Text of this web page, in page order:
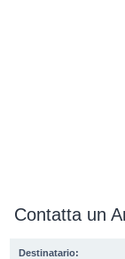
Contatta un
Destinatario: